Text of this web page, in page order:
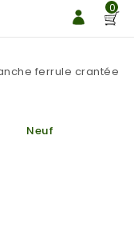
0
ferrule crantée
Neuf